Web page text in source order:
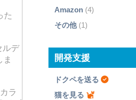
Amazon(4)
その他(1)
開発支援
ドクペを送る
猫を見る